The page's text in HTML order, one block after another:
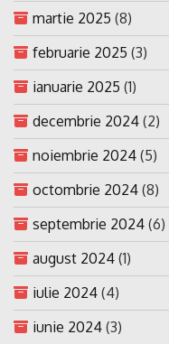
martie 2025 (8)
februarie 2025 (3)
ianuarie 2025 (1)
decembrie 2024 (2)
noiembrie 2024 (5)
octombrie 2024 (8)
septembrie 2024 (6)
august 2024 (1)
iulie 2024 (4)
iunie 2024 (3)